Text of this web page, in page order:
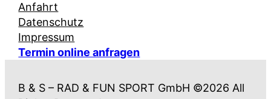
Anfahrt
Datenschutz
Impressum
Termin online anfragen
B & S – RAD & FUN SPORT GmbH ©2026 All